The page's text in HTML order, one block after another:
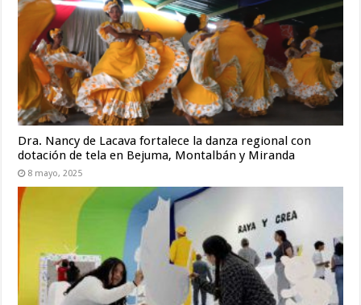
Dra. Nancy de Lacava fortalece la danza regional con
dotación de tela en Bejuma, Montalbán y Miranda
8 mayo, 2025